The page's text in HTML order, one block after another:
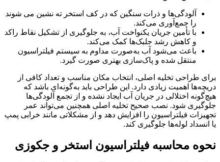
آلودگی‌ها و ذرات سنگین که در کف استخر ته نشین می شوند
را جمع‌آوری می‌کند.
با تأمین جریان یکنواخت آب، به جلوگیری از تشکیل نقاط راکد
و کاهش رشد جلبک‌ها کمک می‌کند.
باعث می‌شود آب به‌صورت مداوم به سیستم فیلتراسیون
منتقل شده و پاک‌سازی بهتری صورت گیرد.
برای طراحی تخلیه اصلی، انتخاب مکان مناسب و تعداد کافی از
دریچه‌ها اهمیت زیادی دارد. این طراحی باید به‌گونه‌ای باشد که
هیچ‌گونه اختلالی در جریان آب ایجاد نشده و از تجمع آلودگی‌ها
جلوگیری شود. نصب صحیح تخلیه اصلی همچنین می‌تواند عمر
تجهیزات فیلتراسیون را افزایش دهد و از مشکلاتی مانند خرابی پمپ
یا انسداد لوله‌ها جلوگیری کند.
نحوه محاسبه فیلتراسیون استخر و جکوزی